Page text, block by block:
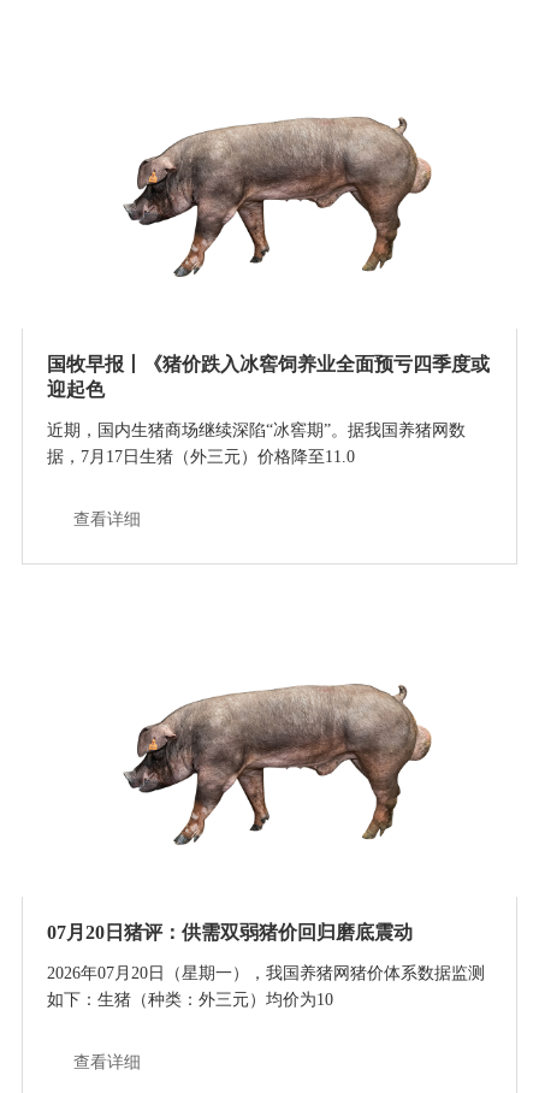
国牧早报丨《猪价跌入冰窖饲养业全面预亏四季度或
迎起色
近期，国内生猪商场继续深陷“冰窖期”。据我国养猪网数
据，7月17日生猪（外三元）价格降至11.0
查看详细
07月20日猪评：供需双弱猪价回归磨底震动
2026年07月20日（星期一），我国养猪网猪价体系数据监测
如下：生猪（种类：外三元）均价为10
查看详细